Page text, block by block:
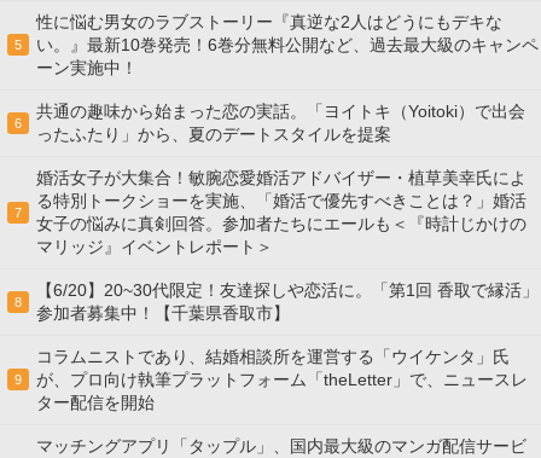
5
性に悩む男女のラブストーリー『真逆な2人はどうにもデキな
い。』最新10巻発売！6巻分無料公開など、過去最大級のキャンペ
ーン実施中！
6
共通の趣味から始まった恋の実話。「ヨイトキ（Yoitoki）で出会
ったふたり」から、夏のデートスタイルを提案
7
婚活女子が大集合！敏腕恋愛婚活アドバイザー・植草美幸氏によ
る特別トークショーを実施、「婚活で優先すべきことは？」婚活
女子の悩みに真剣回答。参加者たちにエールも＜『時計じかけの
マリッジ』イベントレポート＞
8
【6/20】20~30代限定！友達探しや恋活に。「第1回 香取で縁活」
参加者募集中！【千葉県香取市】
9
コラムニストであり、結婚相談所を運営する「ウイケンタ」氏
が、プロ向け執筆プラットフォーム「theLetter」で、ニュースレ
ター配信を開始
マッチングアプリ「タップル」、国内最大級のマンガ配信サービ